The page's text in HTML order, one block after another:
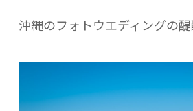
沖縄のフォトウエディングの醍